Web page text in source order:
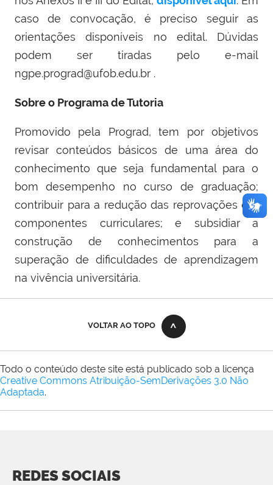
caso de convocação, é preciso seguir as
orientações disponíveis no edital. Dúvidas
podem ser tiradas pelo e-mail
ngpe.prograd@ufob.edu.br .
Sobre o Programa de Tutoria
Promovido pela Prograd, tem por objetivos
revisar conteúdos básicos de uma área do
conhecimento que seja fundamental para o
bom desempenho no curso de graduação;
contribuir para a redução das reprovações em
componentes curriculares; e subsidiar a
construção de conhecimentos para a
superação de dificuldades de aprendizagem
na vivência universitária.
VOLTAR AO TOPO
Todo o conteúdo deste site está publicado sob a licença
Creative Commons Atribuição-SemDerivações 3.0 Não
Adaptada.
REDES SOCIAIS